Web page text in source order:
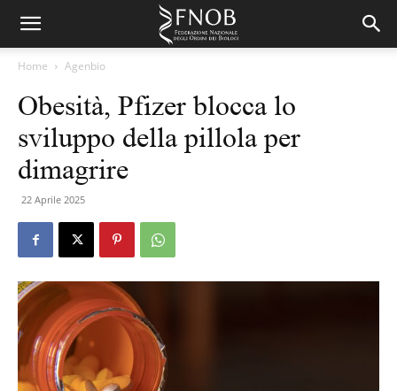
Home Agenbio
Obesità, Pfizer blocca lo
sviluppo della pillola per
dimagrire
22 Aprile 2025